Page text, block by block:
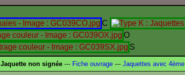
C
O
S
Jaquette non signée --- Fiche ouvrage --- Jaquettes avec 4ème